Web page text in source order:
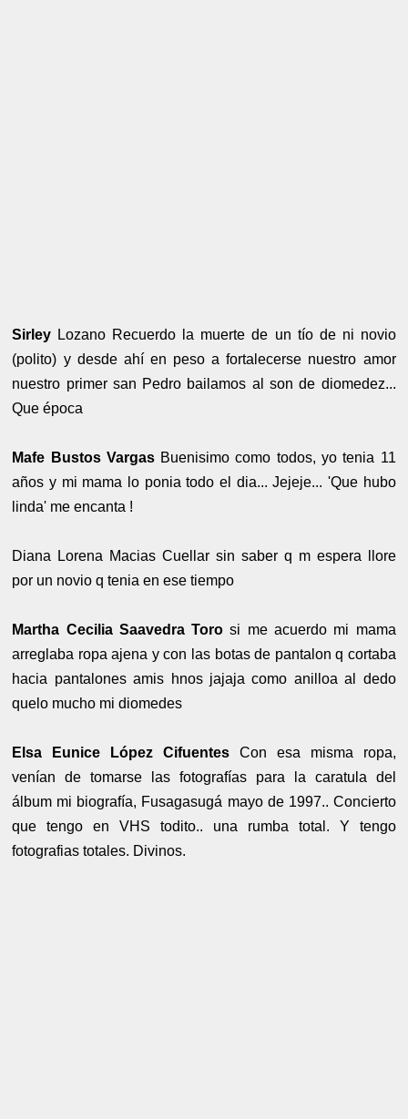
Sirley Lozano Recuerdo la muerte de un tío de ni novio
(polito) y desde ahí en peso a fortalecerse nuestro amor
nuestro primer san Pedro bailamos al son de diomedez...
Que época
Mafe Bustos VargasBuenisimo como todos, yo tenia 11
años y mi mama lo ponia todo el dia... Jejeje... 'Que hubo
linda' me encanta !
Diana Lorena Macias Cuellar sin saber q m espera llore
por un novio q tenia en ese tiempo
Martha Cecilia Saavedra Toro si me acuerdo mi mama
arreglaba ropa ajena y con las botas de pantalon q cortaba
hacia pantalones amis hnos jajaja como anilloa al dedo
quelo mucho mi diomedes
Elsa Eunice López Cifuentes Con esa misma ropa,
venían de tomarse las fotografías para la caratula del
álbum mi biografía, Fusagasugá mayo de 1997.. Concierto
que tengo en VHS todito.. una rumba total. Y tengo
fotografias totales. Divinos.